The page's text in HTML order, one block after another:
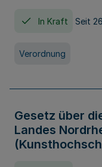
In Kraft Seit
Verordnung
Gesetz über
Landes